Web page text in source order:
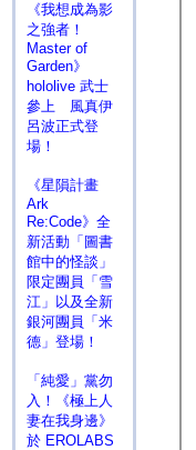
《我想成為影
之強者！
Master of
Garden》
hololive 武士
參上 風真伊
呂波正式登
場！
《星隕計畫
Ark
Re:Code》全
新活動「圖書
館中的怪談」
限定團員「雪
江」以及全新
銀河團員「米
德」登場！
「純愛」黨勿
入！《極上人
妻在我身邊》
於 EROLABS